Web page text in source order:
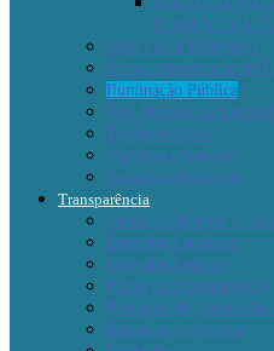
FOMENTO A
Nota Fiscal Eletrônica
2ª via / Atualização de
Iluminação Pública
Sala Mineira do
Telefones Úteis
Vigilância Sanitária
Farmácia Municipal
Transparência
Custos Auditáveis e
Emendas Estaduais
Emendas Federais
Portal da Transparência
Prestação de Contas
Renuncia da Receita